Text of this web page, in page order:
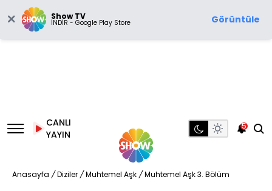
Show TV
İNDİR - Google Play Store Görüntüle
CANLI
YAYIN
5
Anasayfa / Diziler / Muhtemel Aşk / Muhtemel Aşk 3. Bölüm